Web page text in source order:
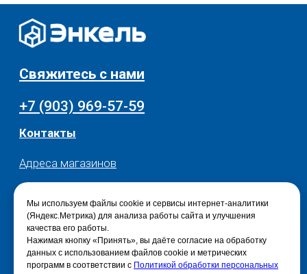
Мы используем файлы cookie и сервисы интернет-аналитики
(Яндекс.Метрика) для анализа работы сайта и улучшения
качества его работы.
Нажимая кнопку «Принять», вы даёте согласие на обработку
данных с использованием файлов cookie и метрических
программ в соответствии с Политикой обработки персональных
© 2025 - Интернет-магазин Enkelshop.ru
Политика конфиденциальности